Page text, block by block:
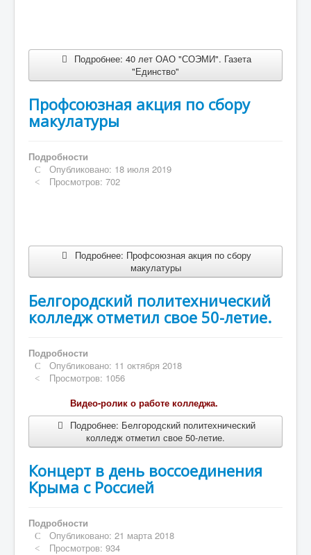
Подробнее: 40 лет ОАО "СОЭМИ". Газета
"Единство"
Профсоюзная акция по сбору
макулатуры
Подробности
Опубликовано: 18 июля 2019
Просмотров: 702
Подробнее: Профсоюзная акция по сбору
макулатуры
Белгородский политехнический
колледж отметил свое 50-летие.
Подробности
Опубликовано: 11 октября 2018
Просмотров: 1056
Видео-ролик о работе колледжа.
Подробнее: Белгородский политехнический
колледж отметил свое 50-летие.
Концерт в день воссоединения
Крыма с Россией
Подробности
Опубликовано: 21 марта 2018
Просмотров: 934